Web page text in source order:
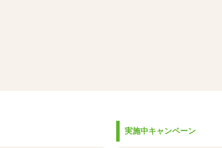
実施中キャンペーン